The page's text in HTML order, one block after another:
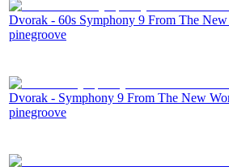
Dvorak - 60s Symphony 9 From The
pinegroove
Dvorak - Symphony 9 From The New
pinegroove